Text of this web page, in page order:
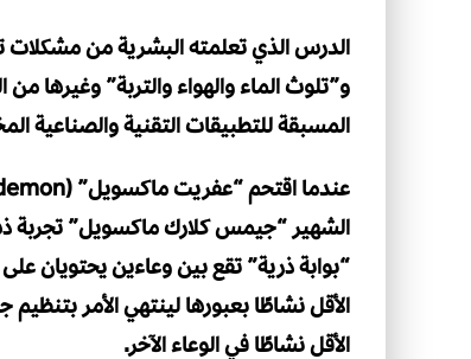
الدرس الذي تعلمته البشرية من مشكلات
و”تلوث الماء والهواء والتربة” وغيرها
المسبقة للتطبيقات التقنية والصناعية
“بوابة ذرية” تقع بين وعاءين يحتويان
الأقل نشاطًا بعبورها لينتهي الأمر
الأقل نشاطًا في الوعاء الآخر.